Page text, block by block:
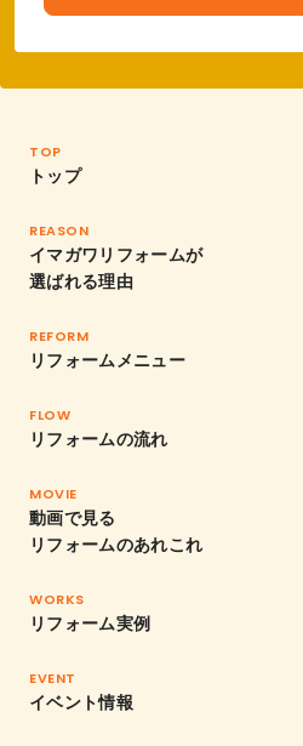
TOP
トップ
REASON
イマガワリフォームが
選ばれる理由
REFORM
リフォームメニュー
FLOW
リフォームの流れ
MOVIE
動画で見る
リフォームのあれこれ
WORKS
リフォーム実例
EVENT
イベント情報